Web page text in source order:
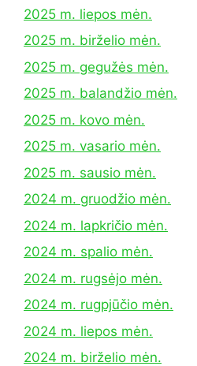
2025 m. liepos mėn.
2025 m. birželio mėn.
2025 m. gegužės mėn.
2025 m. balandžio mėn.
2025 m. kovo mėn.
2025 m. vasario mėn.
2025 m. sausio mėn.
2024 m. gruodžio mėn.
2024 m. lapkričio mėn.
2024 m. spalio mėn.
2024 m. rugsėjo mėn.
2024 m. rugpjūčio mėn.
2024 m. liepos mėn.
2024 m. birželio mėn.